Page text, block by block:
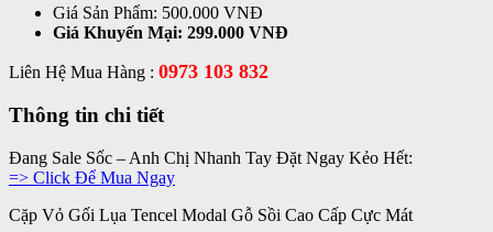
Giá Sản Phẩm: 500.000 VNĐ
Giá Khuyến Mại: 299.000 VNĐ
Liên Hệ Mua Hàng : 0973 103 832
Thông tin chi tiết
Đang Sale Sốc – Anh Chị Nhanh Tay Đặt Ngay Kẻo Hết:
=> Click Để Mua Ngay
Cặp Vỏ Gối Lụa Tencel Modal Gỗ Sồi Cao Cấp Cực Mát